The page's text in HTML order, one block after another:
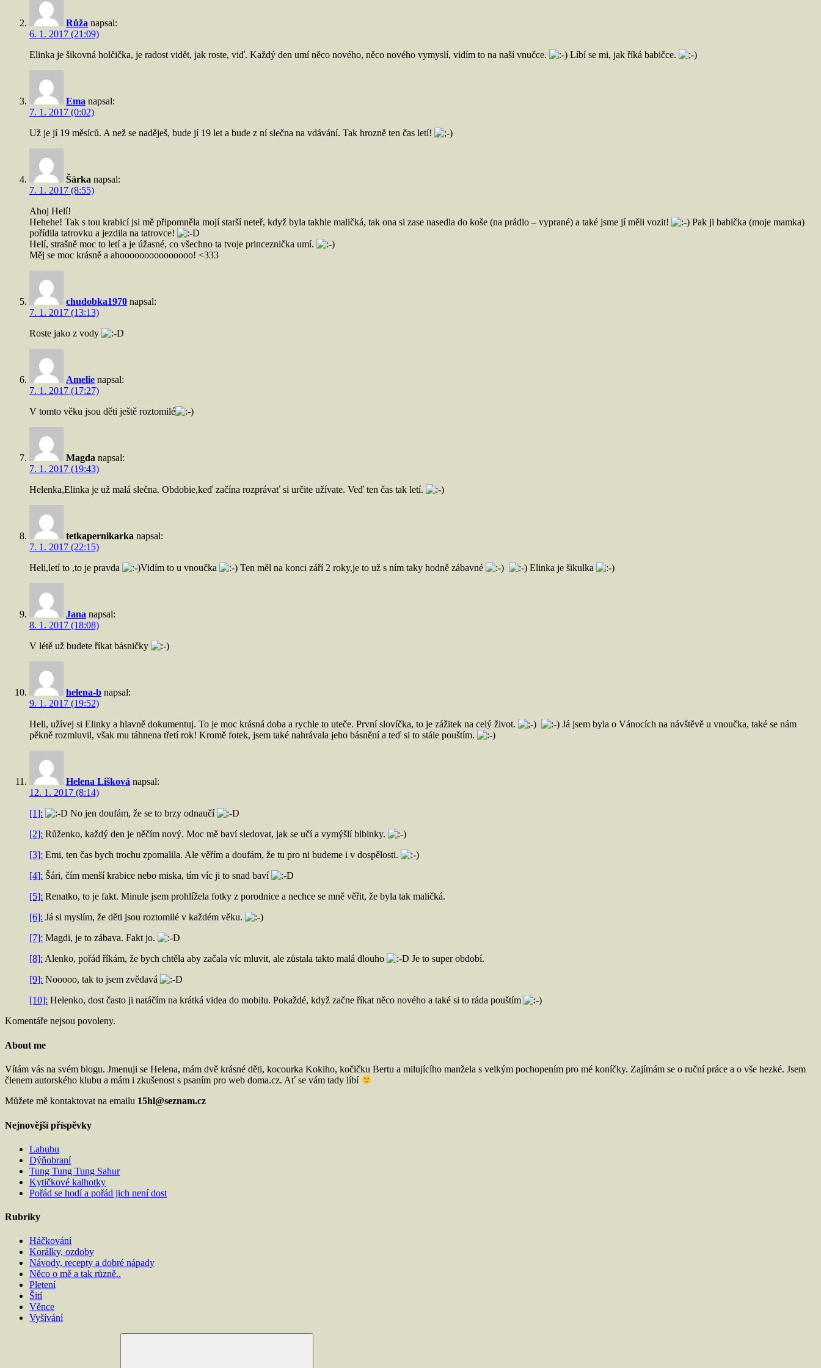
Růža napsal:
6. 1. 2017 (21:09)
Elinka je šikovná holčička, je radost vidět, jak roste, viď. Každý den umí něco nového, něco nového vymyslí, vidím to na naší vnučce.
Líbí se mi, jak říká babičce.
Ema napsal:
7. 1. 2017 (0:02)
Už je jí 19 měsíců. A než se naděješ, bude jí 19 let a bude z ní slečna na vdávání. Tak hrozně ten čas letí!
Šárka napsal:
7. 1. 2017 (8:55)
Ahoj Helí!
Hehehe! Tak s tou krabicí jsi mě připomněla mojí starší neteř, když byla takhle maličká, tak ona si zase nasedla do koše (na prádlo – vyprané) a také jsme jí měli vozit!
Pak ji babička (moje mamka)
pořídila tatrovku a jezdila na tatrovce!
Helí, strašně moc to letí a je úžasné, co všechno ta tvoje princeznička umí.
Měj se moc krásně a ahooooooooooooooo! <333
chudobka1970 napsal:
7. 1. 2017 (13:13)
Roste jako z vody
Amelie napsal:
7. 1. 2017 (17:27)
V tomto věku jsou děti ještě roztomilé
Magda napsal:
7. 1. 2017 (19:43)
Helenka,Elinka je už malá slečna. Obdobie,keď začína rozprávať si určite užívate. Veď ten čas tak letí.
tetkapernikarka napsal:
7. 1. 2017 (22:15)
Heli,letí to ,to je pravda
Vidím to u vnoučka Ten měl na konci září 2 roky,je to už s ním taky hodně zábavné Elinka je šikulka
Jana napsal:
8. 1. 2017 (18:08)
V létě už budete říkat básničky
helena-b napsal:
9. 1. 2017 (19:52)
Heli, užívej si Elinky a hlavně dokumentuj. To je moc krásná doba a rychle to uteče. První slovíčka, to je zážitek na celý život.
Já jsem byla o Vánocích na návštěvě u vnoučka, také se nám
pěkně rozmluvil, však mu táhnena třetí rok! Kromě fotek, jsem také nahrávala jeho básnění a teď si to stále pouštím.
Helena Lišková napsal:
12. 1. 2017 (8:14)
[1]:
No jen doufám, že se to brzy odnaučí
[2]: Růženko, každý den je něčím nový. Moc mě baví sledovat, jak se učí a vymýšlí blbinky.
[3]: Emi, ten čas bych trochu zpomalila. Ale věřím a doufám, že tu pro ni budeme i v dospělosti.
[4]: Šári, čím menší krabice nebo miska, tím víc ji to snad baví
[5]: Renatko, to je fakt. Minule jsem prohlížela fotky z porodnice a nechce se mně věřit, že byla tak maličká.
[6]: Já si myslím, že děti jsou roztomilé v každém věku.
[7]: Magdi, je to zábava. Fakt jo.
[8]: Alenko, pořád říkám, že bych chtěla aby začala víc mluvit, ale zůstala takto malá dlouho
Je to super období.
[9]: Nooooo, tak to jsem zvědavá
[10]: Helenko, dost často ji natáčím na krátká videa do mobilu. Pokaždé, když začne říkat něco nového a také si to ráda pouštím
Komentáře nejsou povoleny.
About me
Vítám vás na svém blogu. Jmenuji se Helena, mám dvě krásné děti, kocourka Kokiho, kočičku Bertu a milujícího manžela s velkým pochopením pro mé koníčky. Zajímám se o ruční práce a o vše hezké. Jsem
členem autorského klubu a mám i zkušenost s psaním pro web doma.cz. Ať se vám tady líbí
Můžete mě kontaktovat na emailu 15hl@seznam.cz
Nejnovější příspěvky
Labubu
Dýňobraní
Tung Tung Tung Sahur
Kytičkové kalhotky
Pořád se hodí a pořád jich není dost
Rubriky
Háčkování
Korálky, ozdoby
Návody, recepty a dobré nápady
Něco o mě a tak různě..
Pletení
Šití
Věnce
Vyšívání